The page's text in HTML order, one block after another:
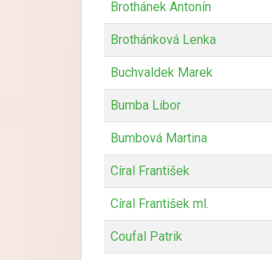
Brothánek Antonín
Brothánková Lenka
Buchvaldek Marek
Bumba Libor
Bumbová Martina
Círal František
Círal František ml.
Coufal Patrik